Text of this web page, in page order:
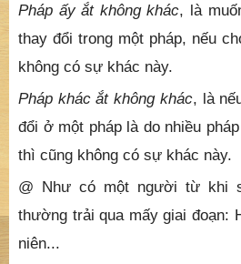
Pháp ấy ắt không khác, là
thay đổi trong một pháp, nếu
không có sự khác này.
Pháp khác ắt không khác, là
đổi ở một pháp là do nhiều
thì cũng không có sự khác này.
@ Như có một người từ khi
thường trải qua mấy giai đoạn:
niên...